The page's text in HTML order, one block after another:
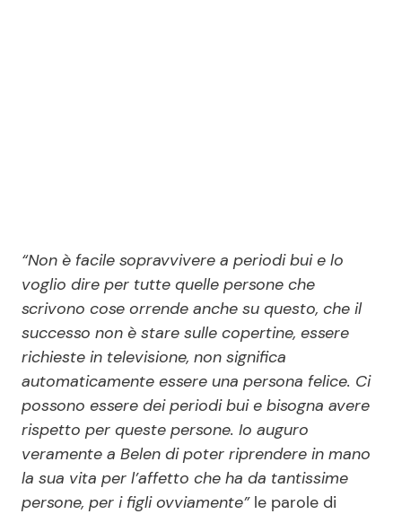
“Non è facile sopravvivere a periodi bui e lo
voglio dire per tutte quelle persone che
scrivono cose orrende anche su questo, che il
successo non è stare sulle copertine, essere
richieste in televisione, non significa
automaticamente essere una persona felice. Ci
possono essere dei periodi bui e bisogna avere
rispetto per queste persone. Io auguro
veramente a Belen di poter riprendere in mano
la sua vita per l’affetto che ha da tantissime
persone, per i figli ovviamente” le parole di